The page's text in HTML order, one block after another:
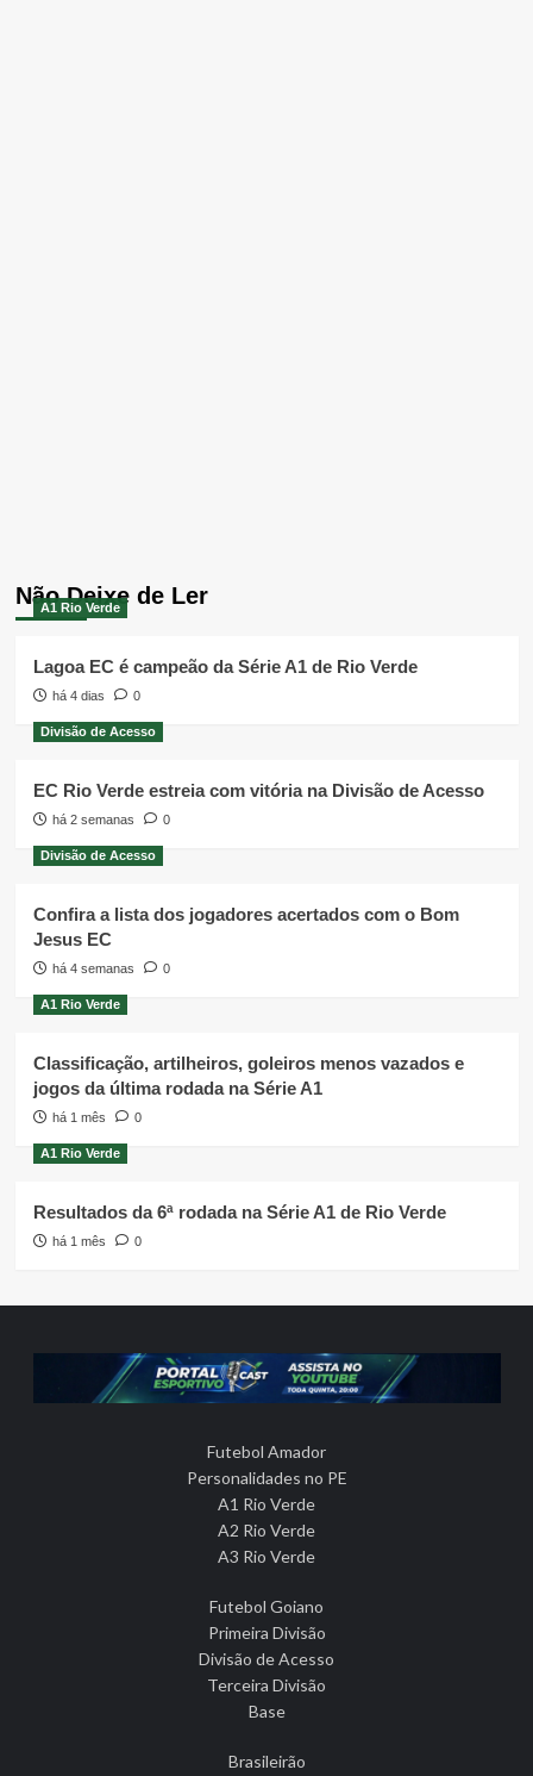
Não Deixe de Ler
A1 Rio Verde
Lagoa EC é campeão da Série A1 de Rio Verde
há 4 dias 0
Divisão de Acesso
EC Rio Verde estreia com vitória na Divisão de Acesso
há 2 semanas 0
Divisão de Acesso
Confira a lista dos jogadores acertados com o Bom
Jesus EC
há 4 semanas 0
A1 Rio Verde
Classificação, artilheiros, goleiros menos vazados e
jogos da última rodada na Série A1
há 1 mês 0
A1 Rio Verde
Resultados da 6ª rodada na Série A1 de Rio Verde
há 1 mês 0
Futebol Amador
Personalidades no PE
A1 Rio Verde
A2 Rio Verde
A3 Rio Verde
Futebol Goiano
Primeira Divisão
Divisão de Acesso
Terceira Divisão
Base
Brasileirão